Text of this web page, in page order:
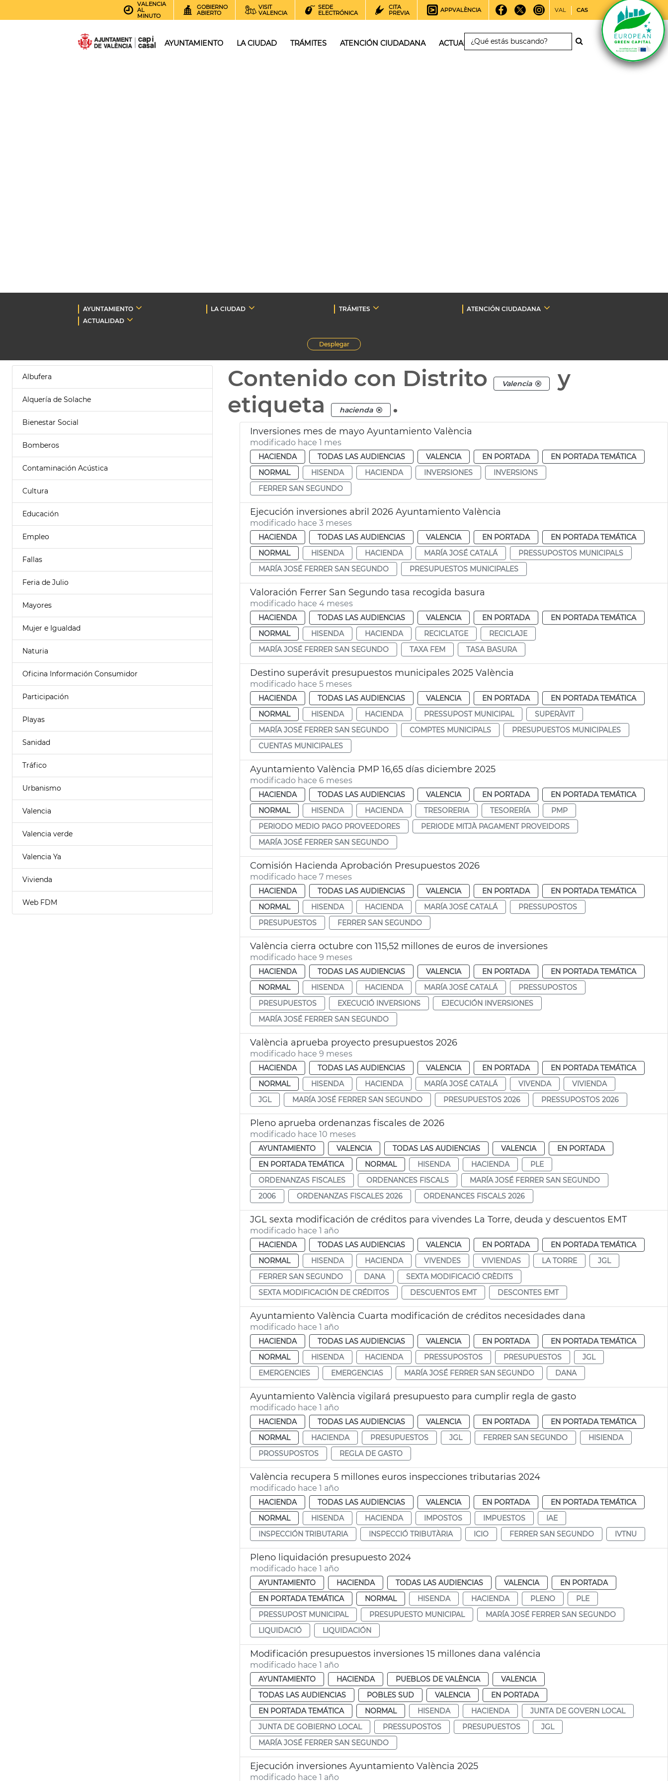
VALENCIA
AL
MINUTO
GOBIERNO
ABIERTO
VISIT
VALENCIA
SEDE
ELECTRÓNICA
CITA
PREVIA
APPVALÈNCIA VAL CAS
AYUNTAMIENTO LA CIUDAD TRÁMITES ATENCIÓN CIUDADANA ACTUALIDAD
AYUNTAMIENTO LA CIUDAD TRÁMITES
ATENCIÓN CIUDADANA
ACTUALIDAD
Desplegar
Albufera
Alquería de Solache
Bienestar Social
Bomberos
Contaminación Acústica
Cultura
Educación
Empleo
Fallas
Feria de Julio
Mayores
Mujer e Igualdad
Naturia
Oficina Información Consumidor
Participación
Playas
Sanidad
Tráfico
Urbanismo
Valencia
Valencia verde
Valencia Ya
Vivienda
Web FDM
Contenido con Distrito Valencia
y
etiqueta
hacienda .
Inversiones mes de mayo Ayuntamiento València
modificado hace 1 mes
HACIENDA TODAS LAS AUDIENCIAS VALENCIA EN PORTADA
EN PORTADA TEMÁTICA
NORMAL
HISENDA HACIENDA INVERSIONES
INVERSIONS
FERRER SAN SEGUNDO
Ejecución inversiones abril 2026 Ayuntamiento València
modificado hace 3 meses
HACIENDA TODAS LAS AUDIENCIAS VALENCIA EN PORTADA
EN PORTADA TEMÁTICA
NORMAL
HISENDA HACIENDA MARÍA JOSÉ CATALÁ
PRESSUPOSTOS MUNICIPALS
MARÍA JOSÉ FERRER SAN SEGUNDO
PRESUPUESTOS MUNICIPALES
Valoración Ferrer San Segundo tasa recogida basura
modificado hace 4 meses
HACIENDA TODAS LAS AUDIENCIAS VALENCIA EN PORTADA
EN PORTADA TEMÁTICA
NORMAL
HISENDA HACIENDA RECICLATGE
RECICLAJE
MARÍA JOSÉ FERRER SAN SEGUNDO
TAXA FEM TASA BASURA
Destino superávit presupuestos municipales 2025 València
modificado hace 5 meses
HACIENDA TODAS LAS AUDIENCIAS VALENCIA EN PORTADA
EN PORTADA TEMÁTICA
NORMAL
HISENDA HACIENDA PRESSUPOST MUNICIPAL
SUPERÀVIT
MARÍA JOSÉ FERRER SAN SEGUNDO
COMPTES MUNICIPALS
PRESUPUESTOS MUNICIPALES
CUENTAS MUNICIPALES
Ayuntamiento València PMP 16,65 días diciembre 2025
modificado hace 6 meses
HACIENDA TODAS LAS AUDIENCIAS VALENCIA EN PORTADA
EN PORTADA TEMÁTICA
NORMAL
HISENDA HACIENDA TRESORERIA TESORERÍA
PMP
PERIODO MEDIO PAGO PROVEEDORES
PERIODE MITJÀ PAGAMENT PROVEIDORS
MARÍA JOSÉ FERRER SAN SEGUNDO
Comisión Hacienda Aprobación Presupuestos 2026
modificado hace 7 meses
HACIENDA TODAS LAS AUDIENCIAS VALENCIA EN PORTADA
EN PORTADA TEMÁTICA
NORMAL
HISENDA HACIENDA MARÍA JOSÉ CATALÁ
PRESSUPOSTOS
PRESUPUESTOS
FERRER SAN SEGUNDO
València cierra octubre con 115,52 millones de euros de inversiones
modificado hace 9 meses
HACIENDA TODAS LAS AUDIENCIAS VALENCIA EN PORTADA
EN PORTADA TEMÁTICA
NORMAL
HISENDA HACIENDA MARÍA JOSÉ CATALÁ
PRESSUPOSTOS
PRESUPUESTOS
EXECUCIÓ INVERSIONS
EJECUCIÓN INVERSIONES
MARÍA JOSÉ FERRER SAN SEGUNDO
València aprueba proyecto presupuestos 2026
modificado hace 9 meses
HACIENDA TODAS LAS AUDIENCIAS VALENCIA EN PORTADA
EN PORTADA TEMÁTICA
NORMAL
HISENDA HACIENDA MARÍA JOSÉ CATALÁ VIVENDA
VIVIENDA
JGL
MARÍA JOSÉ FERRER SAN SEGUNDO PRESUPUESTOS 2026 PRESSUPOSTOS 2026
Pleno aprueba ordenanzas fiscales de 2026
modificado hace 10 meses
AYUNTAMIENTO VALENCIA TODAS LAS AUDIENCIAS VALENCIA
EN PORTADA
EN PORTADA TEMÁTICA
NORMAL HISENDA HACIENDA
PLE
ORDENANZAS FISCALES
ORDENANCES FISCALS
MARÍA JOSÉ FERRER SAN SEGUNDO
2006
ORDENANZAS FISCALES 2026 ORDENANCES FISCALS 2026
JGL sexta modificación de créditos para vivendes La Torre, deuda y descuentos EMT
modificado hace 1 año
HACIENDA TODAS LAS AUDIENCIAS VALENCIA EN PORTADA
EN PORTADA TEMÁTICA
NORMAL
HISENDA HACIENDA VIVENDES VIVIENDAS LA TORRE
JGL
FERRER SAN SEGUNDO
DANA
SEXTA MODIFICACIÓ CRÈDITS
SEXTA MODIFICACIÓN DE CRÉDITOS
DESCUENTOS EMT DESCONTES EMT
Ayuntamiento València Cuarta modificación de créditos necesidades dana
modificado hace 1 año
HACIENDA TODAS LAS AUDIENCIAS VALENCIA EN PORTADA
EN PORTADA TEMÁTICA
NORMAL
HISENDA HACIENDA PRESSUPOSTOS PRESUPUESTOS
JGL
EMERGENCIES
EMERGENCIAS MARÍA JOSÉ FERRER SAN SEGUNDO DANA
Ayuntamiento València vigilará presupuesto para cumplir regla de gasto
modificado hace 1 año
HACIENDA TODAS LAS AUDIENCIAS VALENCIA EN PORTADA
EN PORTADA TEMÁTICA
NORMAL
HACIENDA PRESUPUESTOS JGL FERRER SAN SEGUNDO
HISIENDA
PROSSUPOSTOS
REGLA DE GASTO
València recupera 5 millones euros inspecciones tributarias 2024
modificado hace 1 año
HACIENDA TODAS LAS AUDIENCIAS VALENCIA EN PORTADA
EN PORTADA TEMÁTICA
NORMAL
HISENDA HACIENDA IMPOSTOS IMPUESTOS
IAE
INSPECCIÓN TRIBUTARIA
INSPECCIÓ TRIBUTÀRIA ICIO FERRER SAN SEGUNDO IVTNU
Pleno liquidación presupuesto 2024
modificado hace 1 año
AYUNTAMIENTO HACIENDA TODAS LAS AUDIENCIAS VALENCIA
EN PORTADA
EN PORTADA TEMÁTICA
NORMAL HISENDA HACIENDA PLENO
PLE
PRESSUPOST MUNICIPAL
PRESUPUESTO MUNICIPAL
MARÍA JOSÉ FERRER SAN SEGUNDO
LIQUIDACIÓ
LIQUIDACIÓN
Modificación presupuestos inversiones 15 millones dana valéncia
modificado hace 1 año
AYUNTAMIENTO HACIENDA PUEBLOS DE VALÈNCIA
VALENCIA
TODAS LAS AUDIENCIAS
POBLES SUD VALENCIA
EN PORTADA
EN PORTADA TEMÁTICA
NORMAL HISENDA HACIENDA
JUNTA DE GOVERN LOCAL
JUNTA DE GOBIERNO LOCAL
PRESSUPOSTOS PRESUPUESTOS
JGL
MARÍA JOSÉ FERRER SAN SEGUNDO
Ejecución inversiones Ayuntamiento València 2025
modificado hace 1 año